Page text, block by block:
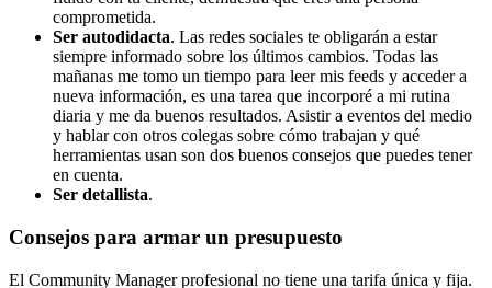
comprometida.
Ser autodidacta. Las redes sociales te obligarán a estar
siempre informado sobre los últimos cambios. Todas las
mañanas me tomo un tiempo para leer mis feeds y acceder a
nueva información, es una tarea que incorporé a mi rutina
diaria y me da buenos resultados. Asistir a eventos del medio
y hablar con otros colegas sobre cómo trabajan y qué
herramientas usan son dos buenos consejos que puedes tener
en cuenta.
Ser detallista.
Consejos para armar un presupuesto
El Community Manager profesional no tiene una tarifa única y fija.